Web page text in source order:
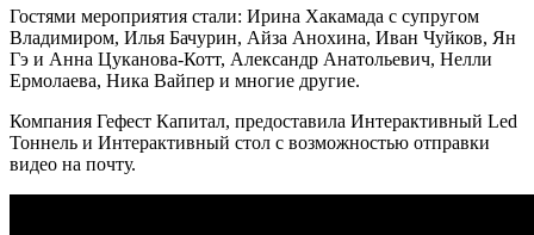
Гостями мероприятия стали: Ирина Хакамада с супругом
Владимиром, Илья Бачурин, Айза Анохина, Иван Чуйков, Ян
Гэ и Анна Цуканова-Котт, Александр Анатольевич, Нелли
Ермолаева, Ника Вайпер и многие другие.
Компания Гефест Капитал, предоставила Интерактивный Led
Тоннель и Интерактивный стол с возможностью отправки
видео на почту.